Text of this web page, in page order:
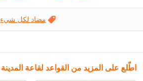
مضاد لكل شيء
اطّلع على المزيد من القواعد لقاعة المدينة 12